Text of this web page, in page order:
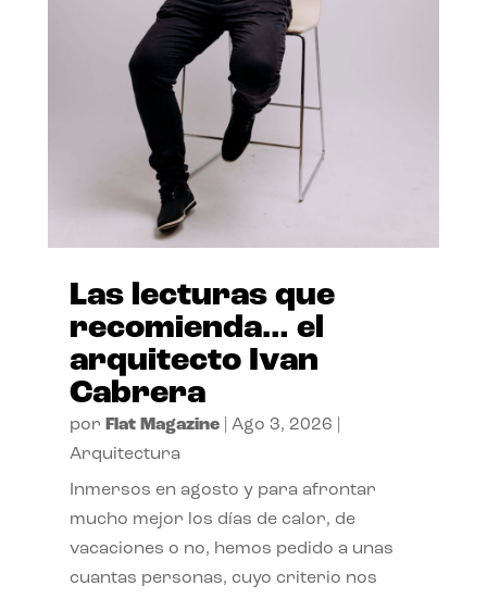
Las lecturas que
recomienda… el
arquitecto Ivan
Cabrera
por Flat Magazine| Ago 3, 2026
Arquitectura
Inmersos en agosto y para afrontar
mucho mejor los días de calor, de
vacaciones o no, hemos pedido a unas
cuantas personas, cuyo criterio nos